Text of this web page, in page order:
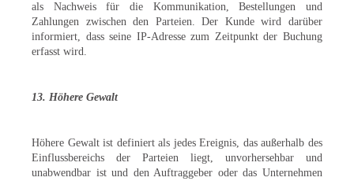
als Nachweis für die Kommunikation, Bestellungen und
Zahlungen zwischen den Parteien. Der Kunde wird darüber
informiert, dass seine IP-Adresse zum Zeitpunkt der Buchung
erfasst wird.
13. Höhere Gewalt
Höhere Gewalt ist definiert als jedes Ereignis, das außerhalb des
Einflussbereichs der Parteien liegt, unvorhersehbar und
unabwendbar ist und den Auftraggeber oder das Unternehmen